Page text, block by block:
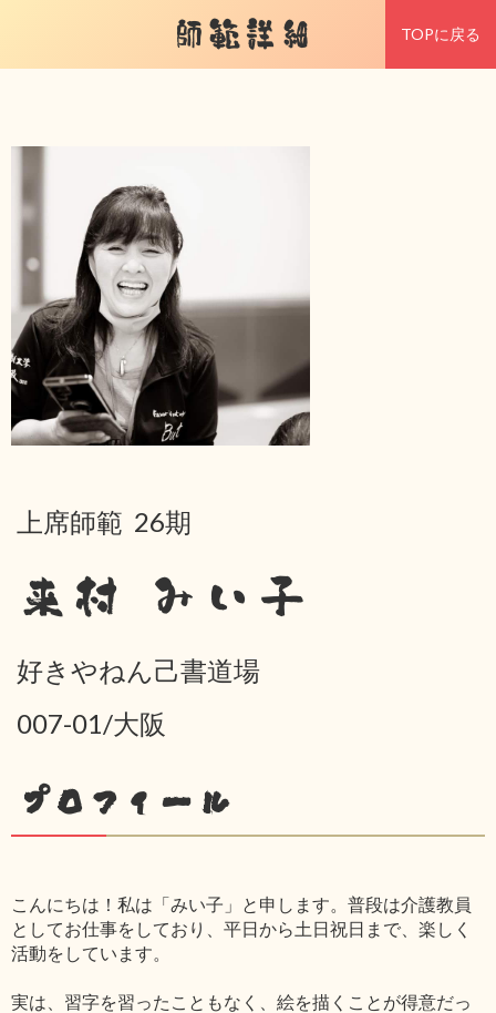
師範詳細 TOPに戻る
上席師範 26期
来村 みい子
好きやねん己書道場
007-01/大阪
プロフィール
こんにちは！私は「みい子」と申します。普段は介護教員
としてお仕事をしており、平日から土日祝日まで、楽しく
活動をしています。
実は、習字を習ったこともなく、絵を描くことが得意だっ